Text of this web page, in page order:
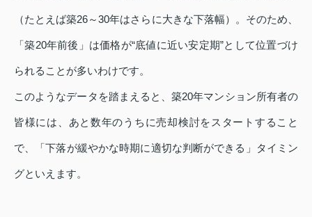
（たとえば築26～30年はさらに大きな下落幅）。そのため、
「築20年前後」は価格が“底値に近い安定期”として位置づけ
られることが多いわけです。
このようなデータを踏まえると、築20年マンション所有者の
皆様には、あと数年のうちに売却検討をスタートすること
で、「下落が緩やかな時期に適切な判断ができる」タイミン
グといえます。